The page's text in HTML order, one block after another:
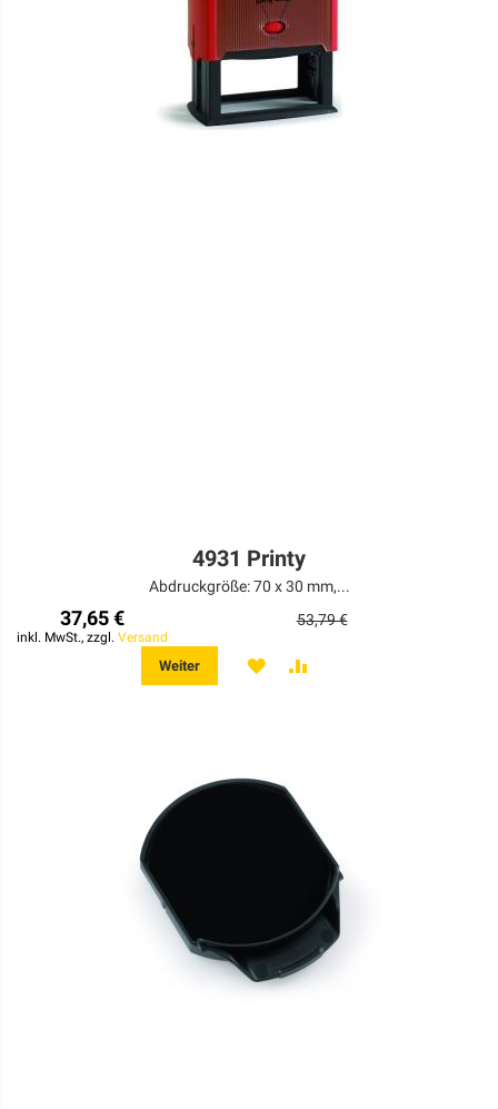
4931 Printy
Abdruckgröße: 70 x 30 mm,...
37,65 €
inkl. MwSt., zzgl. Versand
53,79 €
Weiter MERKEN